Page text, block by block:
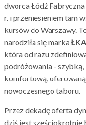
dworca Łódź
r. i przeniesieniem tam
kursów do Warszawy.
narodziła się marka
która od razu
podróżowania - szybką,
komfortową,
nowoczesnego taboru.
Przez dekadę oferta
dziś jest sześciokrotnie